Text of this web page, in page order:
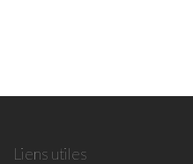
Liens utiles